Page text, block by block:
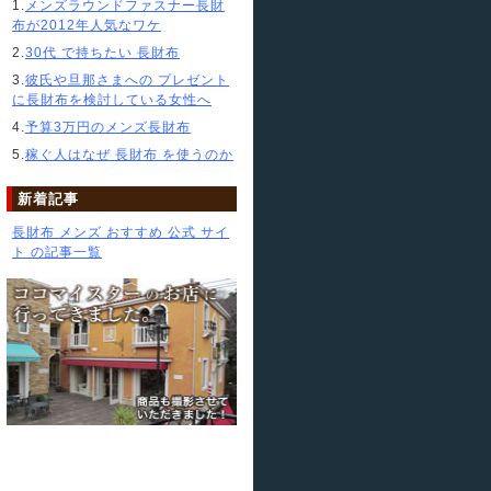
1. メンズラウンドファスナー長財
布が2012年人気なワケ
2.30代 で持ちたい 長財布
3.彼氏や旦那さまへの プレゼント
に長財布を検討している女性へ
4.予算3万円のメンズ長財布
5.稼ぐ人はなぜ 長財布 を使うのか
新着記事
長財布 メンズ おすすめ 公式 サイ
ト の記事一覧